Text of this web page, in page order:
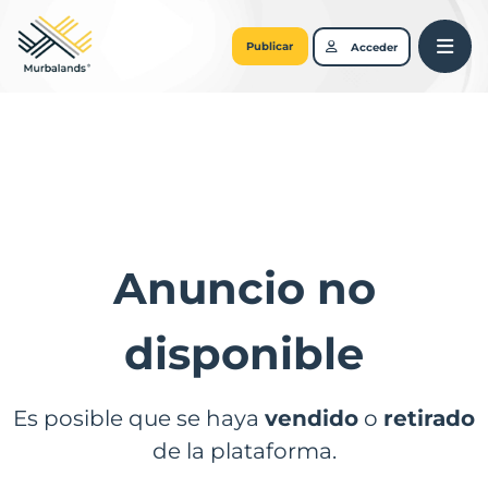
Publicar Acceder
Anuncio no
disponible
Es posible que se haya vendido o retirado
de la plataforma.